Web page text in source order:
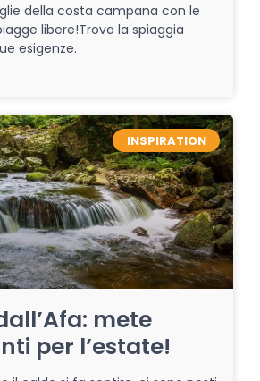
della costa campana con le
libere!Trova la spiaggia
esigenze.
INSPIRATION
mete
per l’estate!